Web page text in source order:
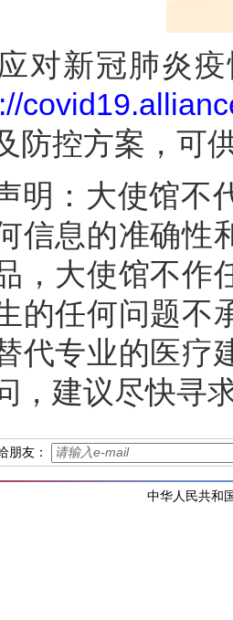
新冠肺炎疫
防控方案，可
明：大使馆不
信息的准确
，大使馆不作
的任何问题不
代专业的医疗
，建议尽快寻
朋友：
中华人民共和